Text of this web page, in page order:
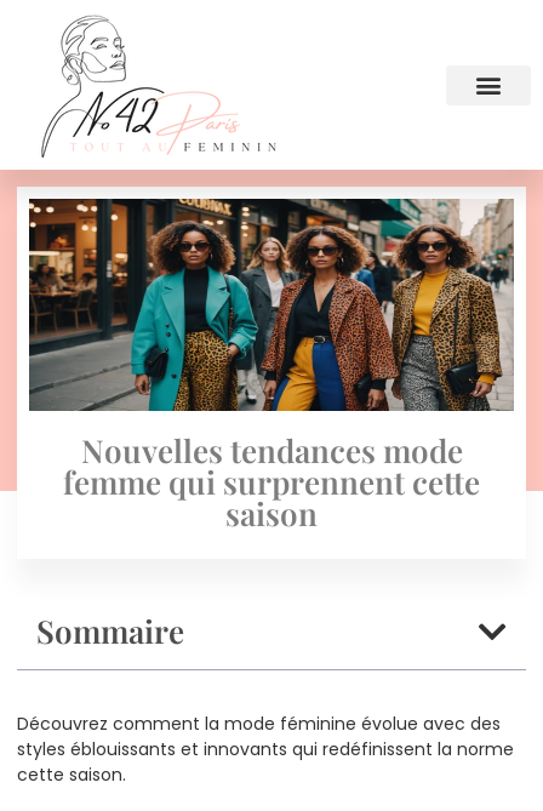
Nouvelles tendances mode
femme qui surprennent cette
saison
Sommaire
Découvrez comment la mode féminine évolue avec des
styles éblouissants et innovants qui redéfinissent la norme
cette saison.